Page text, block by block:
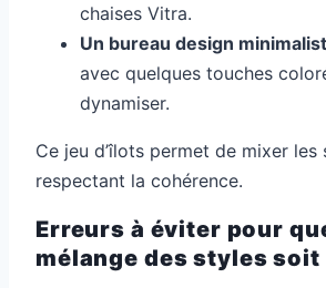
chaises Vitra.
Un bureau design
avec quelques touches
dynamiser.
Ce jeu d’îlots permet de mixer
respectant la cohérence.
Erreurs à éviter pour
mélange des styles soit